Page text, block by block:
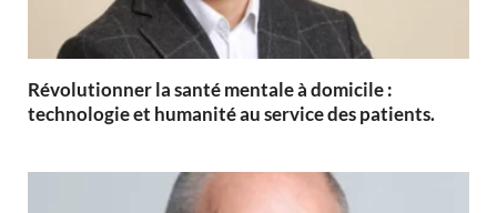
Révolutionner la santé mentale à domicile :
technologie et humanité au service des patients.